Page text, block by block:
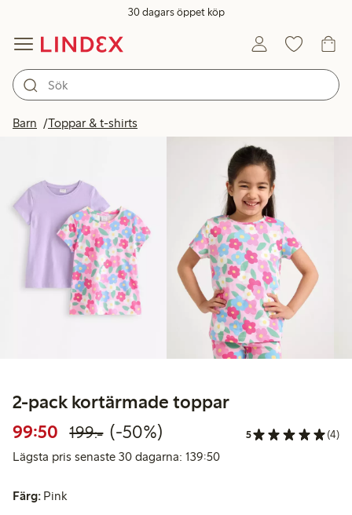
30 dagars öppet köp
Barn Toppar & t-shirts
2-pack kortärmade toppar
99:50 Rabatterat pris: 99,50 kr
199:-Ordinarie pris: 199,00 kr
50% rabatt
(-50%) 5 (4)
Lägsta pris senaste 30 dagarna: 139:50Lägsta pris senaste 30
Färg: Pink